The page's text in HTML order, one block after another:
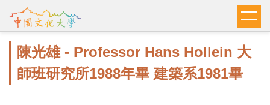
到
陳光雄 - Professor Hans Hollein 大
師班研究所1988年畢 建築系1981畢